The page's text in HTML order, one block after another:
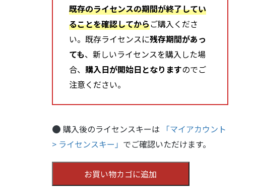
既存のライセンスの期間が終了してい
ることを確認してからご購入くださ
い。既存ライセンスに残存期間があっ
ても、新しいライセンスを購入した場
合、 購入日が開始日となりますのでご
注意ください。
購入後のライセンスキーは
「マイアカウント
> ライセンスキー」 でご確認いただけます。
Passport（アお買い物カゴに追加